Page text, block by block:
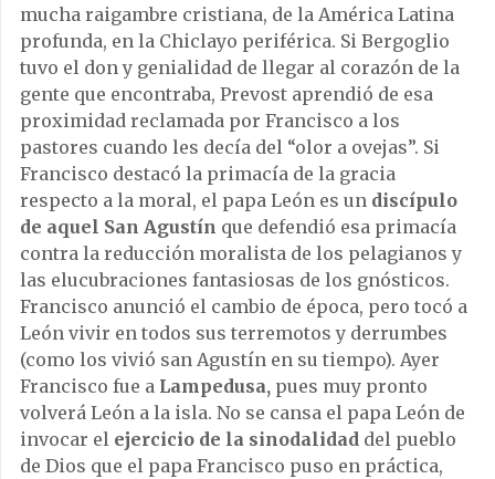
mucha raigambre cristiana, de la América Latina
profunda, en la Chiclayo periférica. Si Bergoglio
tuvo el don y genialidad de llegar al corazón de la
gente que encontraba, Prevost aprendió de esa
proximidad reclamada por Francisco a los
pastores cuando les decía del “olor a ovejas”. Si
Francisco destacó la primacía de la gracia
respecto a la moral, el papa León es un discípulo
de aquel San Agustín que defendió esa primacía
contra la reducción moralista de los pelagianos y
las elucubraciones fantasiosas de los gnósticos.
Francisco anunció el cambio de época, pero tocó a
León vivir en todos sus terremotos y derrumbes
(como los vivió san Agustín en su tiempo). Ayer
Francisco fue a Lampedusa, pues muy pronto
volverá León a la isla. No se cansa el papa León de
invocar el ejercicio de la sinodalidad del pueblo
de Dios que el papa Francisco puso en práctica,